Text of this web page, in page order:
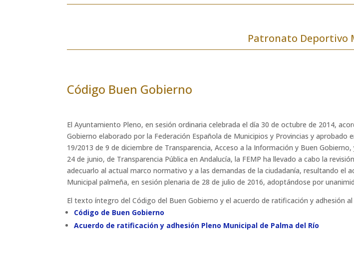
Patronato Deportivo
Código Buen Gobierno
El Ayuntamiento Pleno, en sesión ordinaria celebrada el día 30 de octubre de 2014,
Gobierno elaborado por la Federación Española de Municipios y Provincias y
19/2013 de 9 de diciembre de Transparencia, Acceso a la Información y Buen
24 de junio, de Transparencia Pública en Andalucía, la FEMP ha llevado a cabo la
adecuarlo al actual marco normativo y a las demandas de la ciudadanía, resultando el
Municipal palmeña, en sesión plenaria de 28 de julio de 2016, adoptándose por
El texto íntegro del Código del Buen Gobierno y el acuerdo de ratificación y adhesión
Código de Buen Gobierno
Acuerdo de ratificación y adhesión Pleno Municipal de Palma del Río